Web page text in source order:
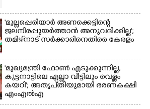
'മുല്ലപ്പെരിയാർ അണക്കെട്ടിന്റെ
ജലനിരപ്പുയർത്താൻ അനുവദിക്കില്ല';
തമിഴ്‌നാട് സർക്കാരിനെതിരെ കേരളം
'മുഖ്യമന്ത്രി ഫോൺ എടുക്കുന്നില്ല,
കുട്ടനാട്ടിലെ എല്ലാ വീട്ടിലും വെള്ളം
കയറി'; അതൃപ്‌തിയുമായി ഭരണകക്ഷി
എംഎൽഎ